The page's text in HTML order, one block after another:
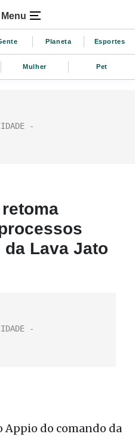
Menu
Planeta Esportes
Mulher Pet
Lava Jato
Appio do comando da